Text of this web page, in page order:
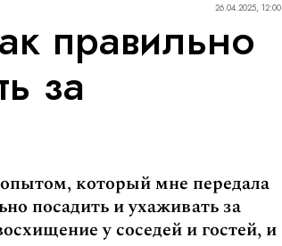
26.04.2025, 12:00
правильно
за
который мне передала
посадить и ухаживать за
у соседей и гостей, и